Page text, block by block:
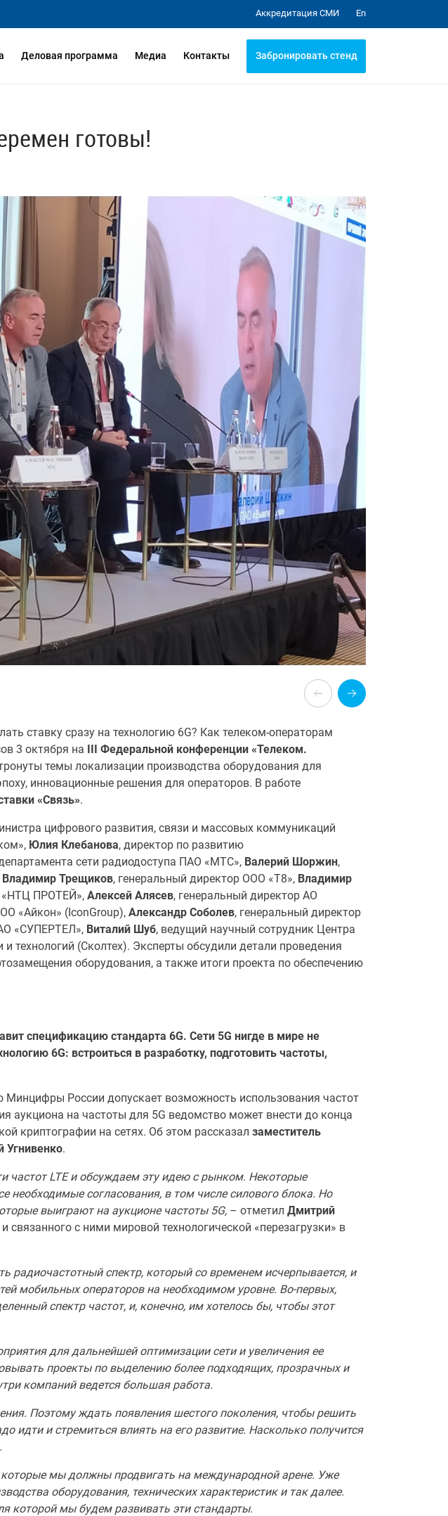
Аккредитация СМИ En
Деловая программа Медиа Контакты Забронировать стенд
готовы!
ставку сразу на технологию 6G? Как телеком-операторам
3 октября на III Федеральной конференции «Телеком.
темы локализации производства оборудования для
инновационные решения для операторов. В работе
«Связь».
цифрового развития, связи и массовых коммуникаций
Юлия Клебанова, директор по развитию
сети радиодоступа ПАО «МТС», Валерий Шоржин,
Владимир Трещиков, генеральный директор ООО «Т8», Владимир
«НТЦ ПРОТЕЙ», Алексей Алясев, генеральный директор АО
«Айкон» (IconGroup), Александр Соболев, генеральный директор
«СУПЕРТЕЛ», Виталий Шуб, ведущий научный сотрудник Центра
технологий (Сколтех). Эксперты обсудили детали проведения
оборудования, а также итоги проекта по обеспечению
спецификацию стандарта 6G. Сети 5G нигде в мире не
6G: встроиться в разработку, подготовить частоты,
Минцифры России допускает возможность использования частот
аукциона на частоты для 5G ведомство может внести до конца
криптографии на сетях. Об этом рассказал заместитель
Угнивенко.
частот LTE иобсуждаем эту идею с рынком. Некоторые
необходимые согласования, в том числе силового блока. Но
выиграют на аукционе частоты 5G, – отметил Дмитрий
с ними мировой технологической «перезагрузки» в
радиочастотный спектр, который со временем исчерпывается, и
мобильных операторов на необходимом уровне. Во-первых,
спектр частот, и, конечно, им хотелось бы, чтобы этот
для дальнейшей оптимизации сети и увеличения ее
проекты по выделению более подходящих, прозрачных и
компаний ведется большая работа.
Поэтому ждать появления шестого поколения, чтобы решить
идти и стремиться влиять на его развитие. Насколько получится
которые мы должны продвигать на международной арене. Уже
оборудования, технических характеристик и так далее.
которой мы будем развивать эти стандарты.